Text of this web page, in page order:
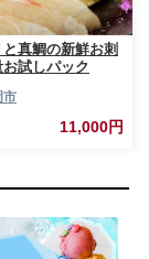
と真鯛の新鮮お刺
試しパック
市
11,000円